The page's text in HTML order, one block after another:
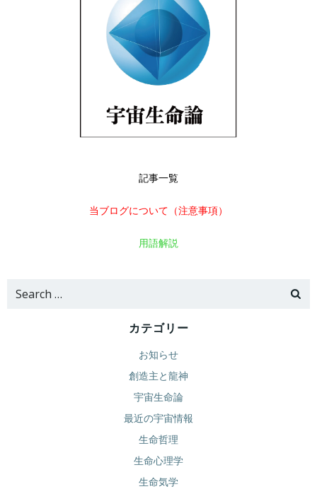
記事一覧
当ブログについて（注意事項）
用語解説
Search
カテゴリー
お知らせ
創造主と龍神
宇宙生命論
最近の宇宙情報
生命哲理
生命心理学
生命気学